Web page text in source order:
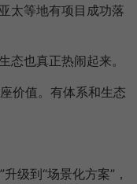
太等地有项目成功落
也真正热闹起来。
价值。有体系和生态
级到“场景化方案”，